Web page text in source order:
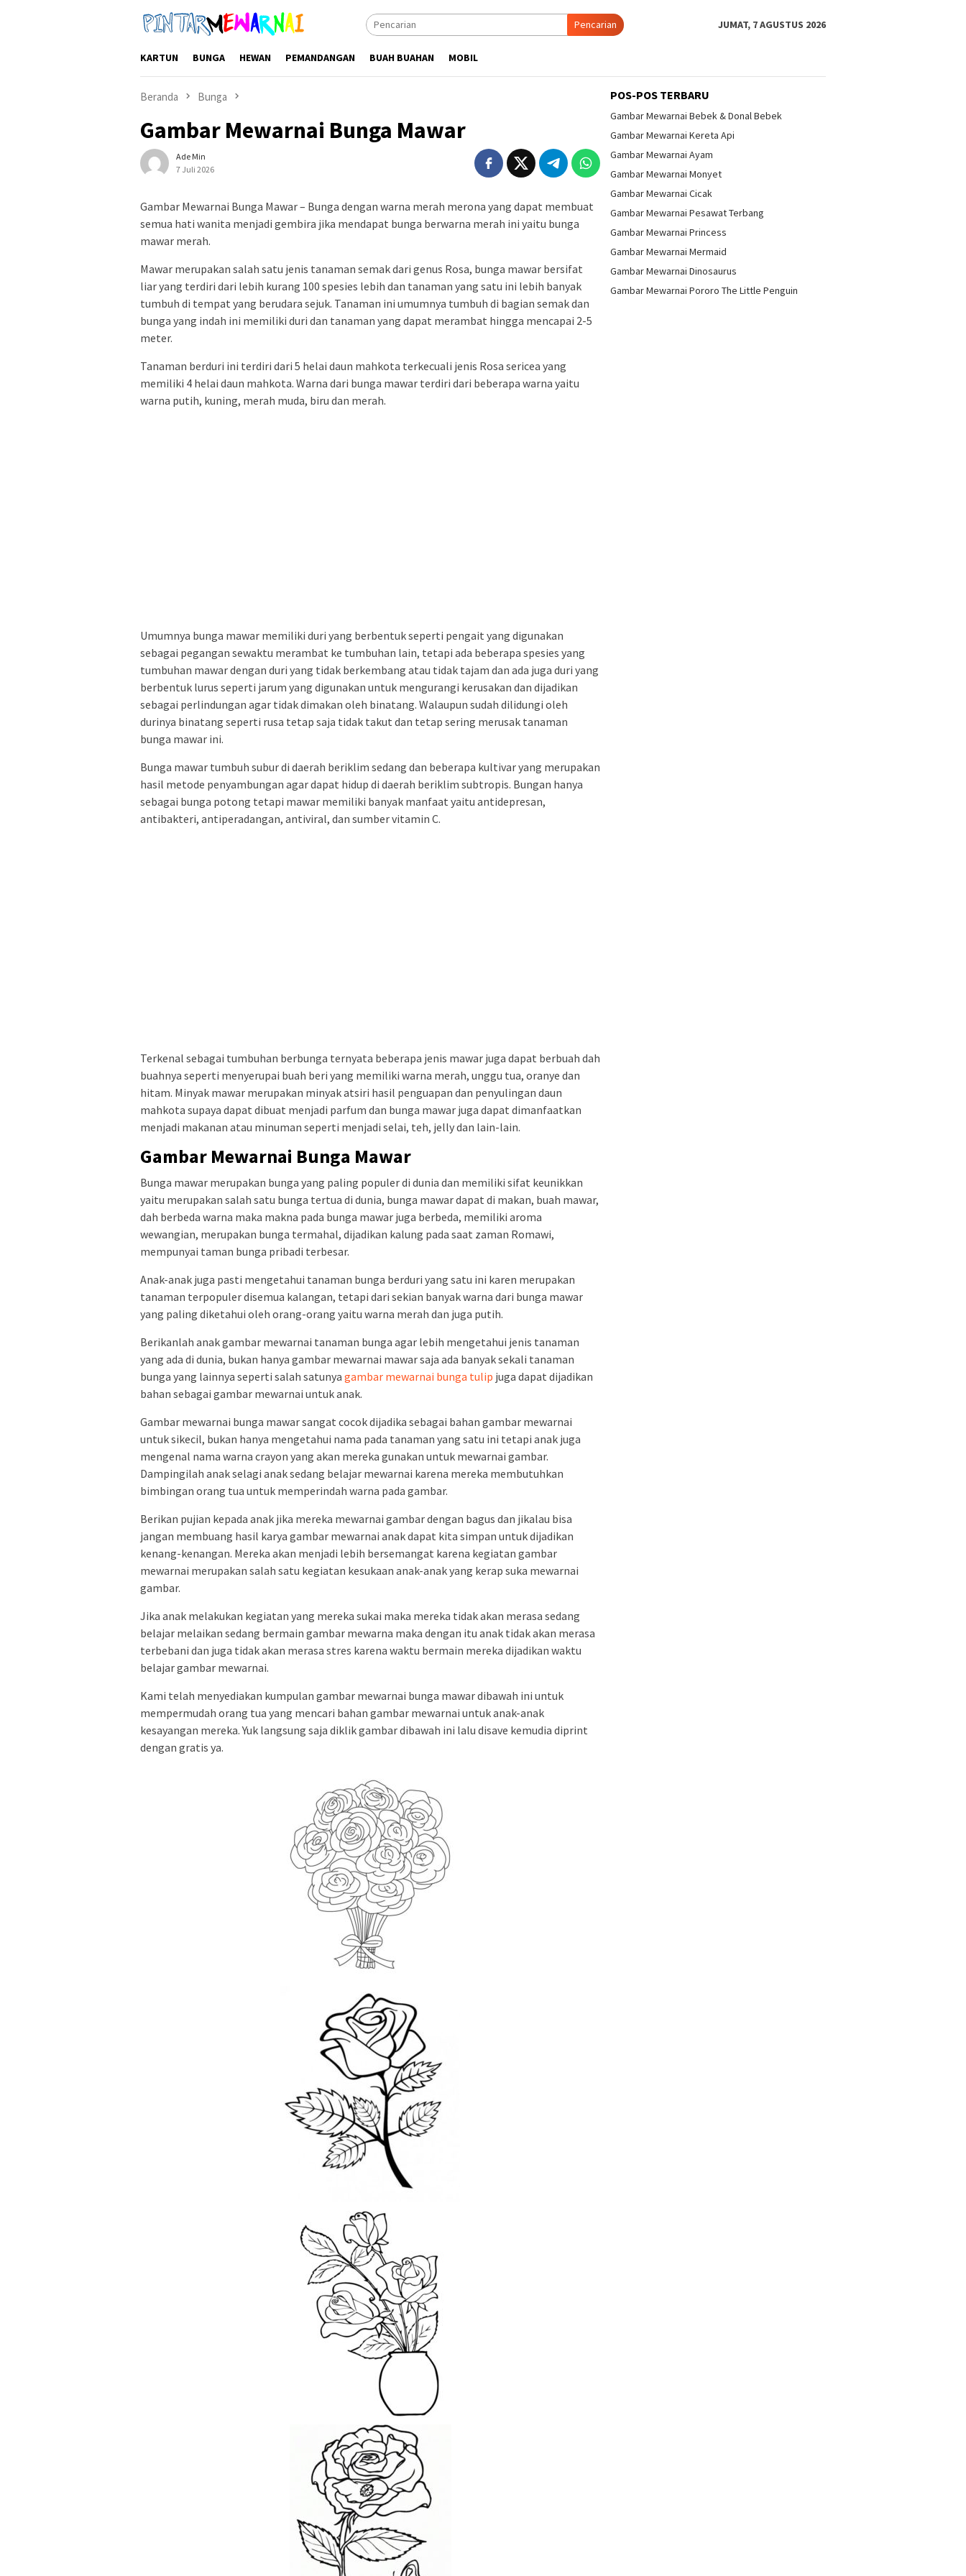
Pencarian JUMAT, 7 AGUSTUS 2026
KARTUN BUNGA HEWAN PEMANDANGAN BUAH BUAHAN MOBIL
Beranda Bunga
Gambar Mewarnai Bunga Mawar
Ade Min
7 Juli 2026
Gambar Mewarnai Bunga Mawar – Bunga dengan warna merah merona yang dapat membuat
semua hati wanita menjadi gembira jika mendapat bunga berwarna merah ini yaitu bunga
mawar merah.
Mawar merupakan salah satu jenis tanaman semak dari genus Rosa, bunga mawar bersifat
liar yang terdiri dari lebih kurang 100 spesies lebih dan tanaman yang satu ini lebih banyak
tumbuh di tempat yang berudara sejuk. Tanaman ini umumnya tumbuh di bagian semak dan
bunga yang indah ini memiliki duri dan tanaman yang dapat merambat hingga mencapai 2-5
meter.
Tanaman berduri ini terdiri dari 5 helai daun mahkota terkecuali jenis Rosa sericea yang
memiliki 4 helai daun mahkota. Warna dari bunga mawar terdiri dari beberapa warna yaitu
warna putih, kuning, merah muda, biru dan merah.
Umumnya bunga mawar memiliki duri yang berbentuk seperti pengait yang digunakan
sebagai pegangan sewaktu merambat ke tumbuhan lain, tetapi ada beberapa spesies yang
tumbuhan mawar dengan duri yang tidak berkembang atau tidak tajam dan ada juga duri yang
berbentuk lurus seperti jarum yang digunakan untuk mengurangi kerusakan dan dijadikan
sebagai perlindungan agar tidak dimakan oleh binatang. Walaupun sudah dilidungi oleh
durinya binatang seperti rusa tetap saja tidak takut dan tetap sering merusak tanaman
bunga mawar ini.
Bunga mawar tumbuh subur di daerah beriklim sedang dan beberapa kultivar yang merupakan
hasil metode penyambungan agar dapat hidup di daerah beriklim subtropis. Bungan hanya
sebagai bunga potong tetapi mawar memiliki banyak manfaat yaitu antidepresan,
antibakteri, antiperadangan, antiviral, dan sumber vitamin C.
Terkenal sebagai tumbuhan berbunga ternyata beberapa jenis mawar juga dapat berbuah dah
buahnya seperti menyerupai buah beri yang memiliki warna merah, unggu tua, oranye dan
hitam. Minyak mawar merupakan minyak atsiri hasil penguapan dan penyulingan daun
mahkota supaya dapat dibuat menjadi parfum dan bunga mawar juga dapat dimanfaatkan
menjadi makanan atau minuman seperti menjadi selai, teh, jelly dan lain-lain.
Gambar Mewarnai Bunga Mawar
Bunga mawar merupakan bunga yang paling populer di dunia dan memiliki sifat keunikkan
yaitu merupakan salah satu bunga tertua di dunia, bunga mawar dapat di makan, buah mawar,
dah berbeda warna maka makna pada bunga mawar juga berbeda, memiliki aroma
wewangian, merupakan bunga termahal, dijadikan kalung pada saat zaman Romawi,
mempunyai taman bunga pribadi terbesar.
Anak-anak juga pasti mengetahui tanaman bunga berduri yang satu ini karen merupakan
tanaman terpopuler disemua kalangan, tetapi dari sekian banyak warna dari bunga mawar
yang paling diketahui oleh orang-orang yaitu warna merah dan juga putih.
Berikanlah anak gambar mewarnai tanaman bunga agar lebih mengetahui jenis tanaman
yang ada di dunia, bukan hanya gambar mewarnai mawar saja ada banyak sekali tanaman
bunga yang lainnya seperti salah satunya gambar mewarnai bunga tulip juga dapat dijadikan
bahan sebagai gambar mewarnai untuk anak.
Gambar mewarnai bunga mawar sangat cocok dijadika sebagai bahan gambar mewarnai
untuk sikecil, bukan hanya mengetahui nama pada tanaman yang satu ini tetapi anak juga
mengenal nama warna crayon yang akan mereka gunakan untuk mewarnai gambar.
Dampingilah anak selagi anak sedang belajar mewarnai karena mereka membutuhkan
bimbingan orang tua untuk memperindah warna pada gambar.
Berikan pujian kepada anak jika mereka mewarnai gambar dengan bagus dan jikalau bisa
jangan membuang hasil karya gambar mewarnai anak dapat kita simpan untuk dijadikan
kenang-kenangan. Mereka akan menjadi lebih bersemangat karena kegiatan gambar
mewarnai merupakan salah satu kegiatan kesukaan anak-anak yang kerap suka mewarnai
gambar.
Jika anak melakukan kegiatan yang mereka sukai maka mereka tidak akan merasa sedang
belajar melaikan sedang bermain gambar mewarna maka dengan itu anak tidak akan merasa
terbebani dan juga tidak akan merasa stres karena waktu bermain mereka dijadikan waktu
belajar gambar mewarnai.
Kami telah menyediakan kumpulan gambar mewarnai bunga mawar dibawah ini untuk
mempermudah orang tua yang mencari bahan gambar mewarnai untuk anak-anak
kesayangan mereka. Yuk langsung saja diklik gambar dibawah ini lalu disave kemudia diprint
dengan gratis ya.
POS-POS TERBARU
Gambar Mewarnai Bebek & Donal Bebek
Gambar Mewarnai Kereta Api
Gambar Mewarnai Ayam
Gambar Mewarnai Monyet
Gambar Mewarnai Cicak
Gambar Mewarnai Pesawat Terbang
Gambar Mewarnai Princess
Gambar Mewarnai Mermaid
Gambar Mewarnai Dinosaurus
Gambar Mewarnai Pororo The Little Penguin